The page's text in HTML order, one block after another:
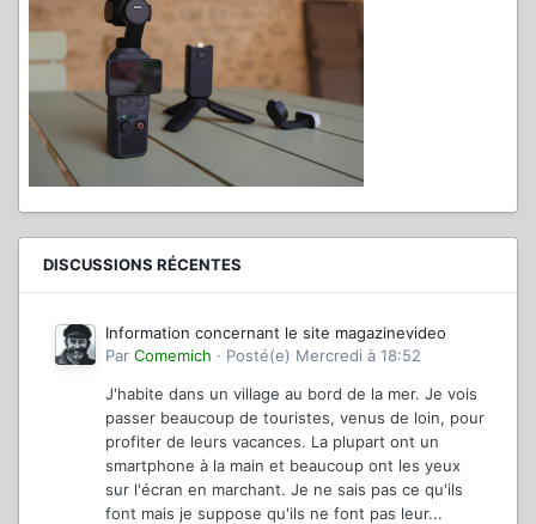
DISCUSSIONS RÉCENTES
Information concernant le site magazinevideo
Par Comemich · Posté(e) Mercredi à 18:52
J'habite dans un village au bord de la mer. Je vois
passer beaucoup de touristes, venus de loin, pour
profiter de leurs vacances. La plupart ont un
smartphone à la main et beaucoup ont les yeux
sur l'écran en marchant. Je ne sais pas ce qu'ils
font mais je suppose qu'ils ne font pas leur...